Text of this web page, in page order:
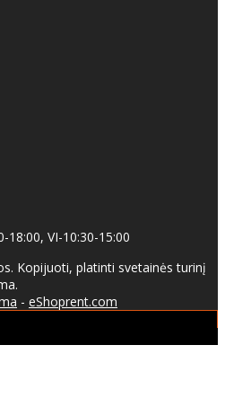
18:00, VI-10:30-15:00
Kopijuoti, platinti svetainės turinį
- eShoprent.com